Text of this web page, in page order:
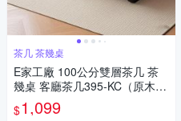
茶几 茶幾桌
E家工廠 100公分雙層茶几 茶
幾桌 客廳茶几395-KC（原木
色）
$1,099